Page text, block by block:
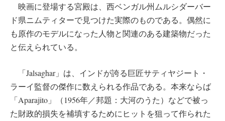
映画に登場する宮殿は、西ベンガル州ムルシダーバー
ド県ニムティターで見つけた実際のものである。偶然に
も原作のモデルになった人物と関連のある建築物だった
と伝えられている。
「Jalsaghar」は、インドが誇る巨匠サティヤジート・
ラーイ監督の傑作に数えられる作品である。本来ならば
「Aparajito」（1956年／邦題：大河のうた）などで被っ
た財政的損失を補填するためにヒットを狙って作られた